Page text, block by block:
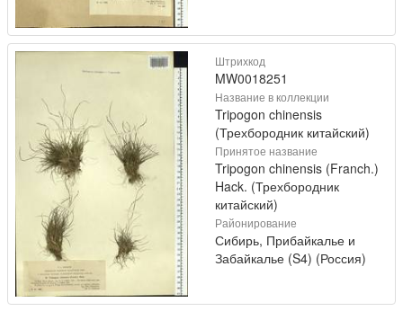
Штрихкод
MW0018251
Название в коллекции
Tripogon chinensis
(Трехбородник китайский)
Принятое название
Tripogon chinensis (Franch.)
Hack. (Трехбородник
китайский)
Районирование
Сибирь, Прибайкалье и
Забайкалье (S4) (Россия)